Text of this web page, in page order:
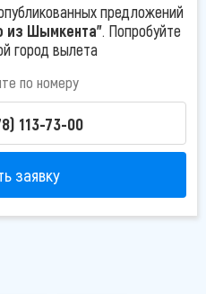
предложений
из Шымкента". Попробуйте
город вылета
по номеру
113-73-00
заявку